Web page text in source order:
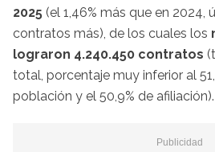
2025 (el 1,46% más que en 2024,
contratos más), de los cuales los
lograron 4.240.450 contratos
total, porcentaje muy inferior al
población y el 50,9% de afiliación).